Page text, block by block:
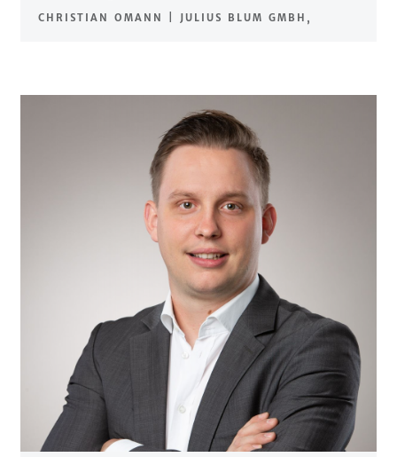
CHRISTIAN OMANN | JULIUS BLUM GMBH,